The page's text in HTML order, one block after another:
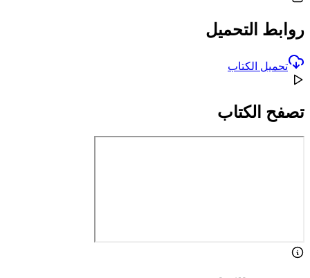
روابط التحميل
تحميل الكتاب
تصفح الكتاب